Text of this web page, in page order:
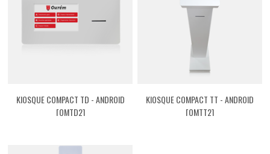
KIOSQUE COMPACT TD - ANDROID
[QMTD2]
KIOSQUE COMPACT TT - ANDROID
[QMTT2]